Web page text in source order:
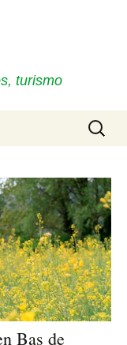
turismo
Buscar:
Bas de